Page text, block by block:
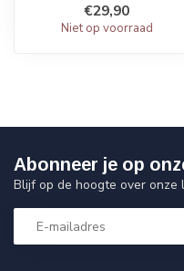
€29,90
Niet op voorraad
Abonneer je op
Blijf op de hoogte over onze